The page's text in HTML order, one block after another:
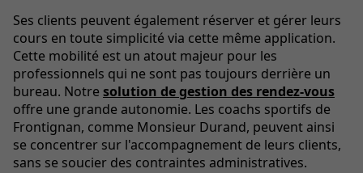
Ses clients peuvent également réserver et gérer leurs
cours en toute simplicité via cette même application.
Cette mobilité est un atout majeur pour les
professionnels qui ne sont pas toujours derrière un
bureau. Notre solution de gestion des rendez-vous
offre une grande autonomie. Les coachs sportifs de
Frontignan, comme Monsieur Durand, peuvent ainsi
se concentrer sur l'accompagnement de leurs clients,
sans se soucier des contraintes administratives.